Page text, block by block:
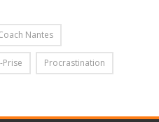
Nantes
Prise Procrastination